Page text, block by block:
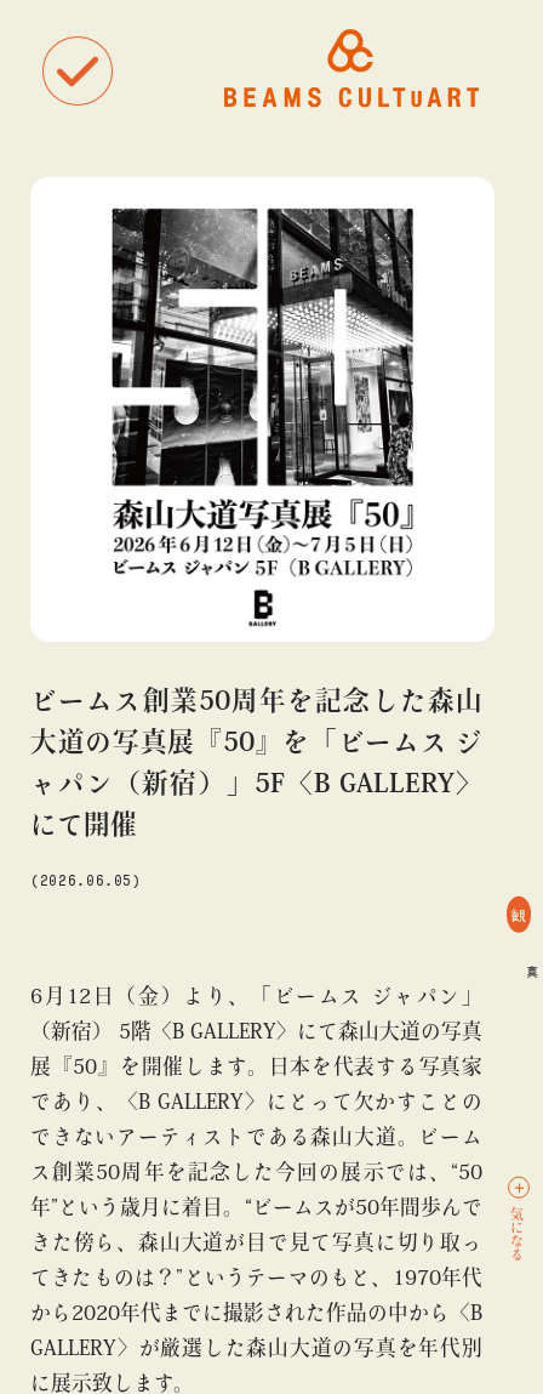
聴
着
blog blog
タグ一覧
#BEAMS CULTUART #BEAMS MANGART
#BEAMS T
#bPrビームス
#Bギャラリー
#TOKYO CULTUART by BEAMS
#Tシャツ
#アート
#アートが生まれるところ
#アートフェア
#アニメ
#エンタメ #ギャラリー #グッズ
#ビームス カルチャー ト 高輪
#ファッション
#フェニカ #マンガ
#モノ・カルチャ
#ライブ
#レコード #写真 #抽選販売 #漫画
#絵画
#美術館 #言葉 #連載 #音楽
ビームス創業50周年を記念した森山
大道の写真展『50』を「ビームス ジ
ャパン（新宿）」5F〈B GALLERY〉
にて開催
(2026.06.05)
6月12日（金）より、「ビームス ジャパン」
（新宿） 5階〈B GALLERY〉にて森山大道の写真
展『50』を開催します。日本を代表する写真家
であり、〈B GALLERY〉にとって欠かすことの
できないアーティストである森山大道。ビーム
ス創業50周年を記念した今回の展示では、“50
年”という歳月に着目。“ビームスが50年間歩んで
きた傍ら、森山大道が目で見て写真に切り取っ
てきたものは？”というテーマのもと、1970年代
から2020年代までに撮影された作品の中から〈B
GALLERY〉が厳選した森山大道の写真を年代別
に展示致します。
観
#写真
気になる